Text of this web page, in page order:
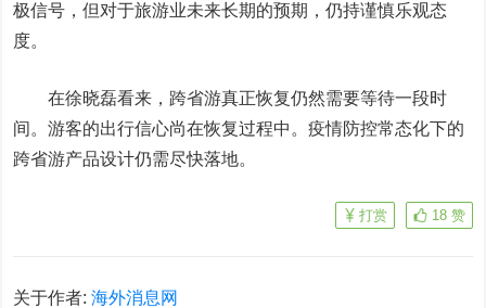
极信号，但对于旅游业未来长期的预期，仍持谨慎乐观态
度。
在徐晓磊看来，跨省游真正恢复仍然需要等待一段时
间。游客的出行信心尚在恢复过程中。疫情防控常态化下的
跨省游产品设计仍需尽快落地。
18 赞
打赏
关于作者:海外消息网